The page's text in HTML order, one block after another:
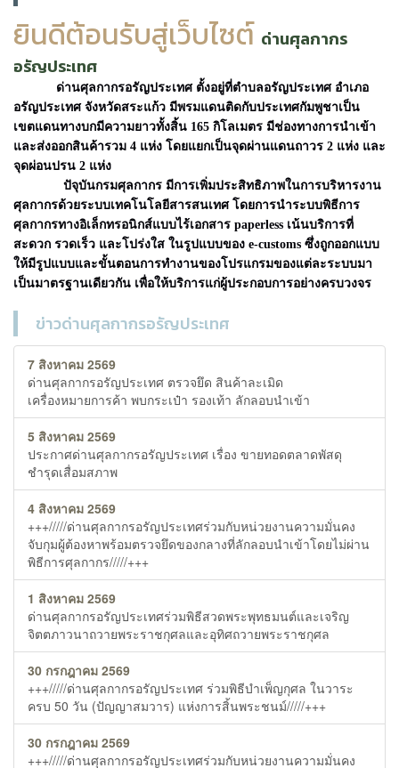
ยินดีต้อนรับสู่เว็บไซต์ ด่านศุลกากร
อรัญประเทศ
ด่านศุลกากรอรัญประเทศ ตั้งอยู่ที่ตำบลอรัญประเทศ อำเภอ
อรัญประเทศ จังหวัดสระแก้ว มีพรมแดนติดกับประเทศกัมพูชาเป็น
เขตแดนทางบกมีความยาวทั้งสิ้น 165 กิโลเมตร มีช่องทางการนำเข้า
และส่งออกสินค้ารวม 4 แห่ง โดยแยกเป็นจุดผ่านแดนถาวร 2 แห่ง และ
จุดผ่อนปรน 2 แห่ง
ปัจุบันกรมศุลกากร มีการเพิ่มประสิทธิภาพในการบริหารงาน
ศุลกากรด้วยระบบเทคโนโลยีสารสนเทศ โดยการนำระบบพิธีการ
ศุลกากรทางอิเล็กทรอนิกส์แบบไร้เอกสาร paperless เน้นบริการที่
สะดวก รวดเร็ว และโปร่งใส ในรูปแบบของ e-customs ซึ่งถูกออกแบบ
ให้มีรูปแบบและขั้นตอนการทำงานของโปรแกรมของแต่ละระบบมา
เป็นมาตรฐานเดียวกัน เพื่อให้บริการแก่ผู้ประกอบการอย่างครบวงจร
ข่าวด่านศุลกากรอรัญประเทศ
7 สิงหาคม 2569
ด่านศุลกากรอรัญประเทศ ตรวจยึด สินค้าละเมิด
เครื่องหมายการค้า พบกระเป๋า รองเท้า ลักลอบนำเข้า
5 สิงหาคม 2569
ประกาศด่านศุลกากรอรัญประเทศ เรื่อง ขายทอดตลาดพัสดุ
ชำรุดเสื่อมสภาพ
4 สิงหาคม 2569
+++/////ด่านศุลกากรอรัญประเทศร่วมกับหน่วยงานความมั่นคง
จับกุมผู้ต้องหาพร้อมตรวจยึดของกลางที่ลักลอบนำเข้าโดยไม่ผ่าน
พิธีการศุลกากร/////+++
1 สิงหาคม 2569
ด่านศุลกากรอรัญประเทศร่วมพิธีสวดพระพุทธมนต์และเจริญ
จิตตภาวนาถวายพระราชกุศลและอุทิศถวายพระราชกุศล
30 กรกฎาคม 2569
+++/////ด่านศุลกากรอรัญประเทศ ร่วมพิธีบำเพ็ญกุศล ในวาระ
ครบ 50 วัน (ปัญญาสมวาร) แห่งการสิ้นพระชนม์/////+++
30 กรกฎาคม 2569
+++/////ด่านศุลกากรอรัญประเทศร่วมกับหน่วยงานความมั่นคง